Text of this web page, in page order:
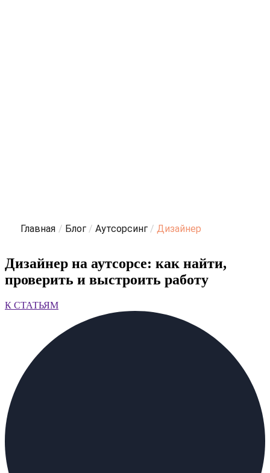
Главная / Блог / Аутсорсинг / Дизайнер
Дизайнер на аутсорсе: как найти,
проверить и выстроить работу
К СТАТЬЯМ